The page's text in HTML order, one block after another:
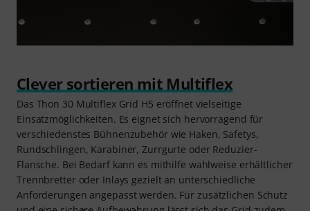
Clever sortieren mit Multiflex
Das Thon 30 Multiflex Grid H5 eröffnet vielseitige
Einsatzmöglichkeiten. Es eignet sich hervorragend für
verschiedenstes Bühnenzubehör wie Haken, Safetys,
Rundschlingen, Karabiner, Zurrgurte oder Reduzier-
Flansche. Bei Bedarf kann es mithilfe wahlweise erhältlicher
Trennbretter oder Inlays gezielt an unterschiedliche
Anforderungen angepasst werden. Für zusätzlichen Schutz